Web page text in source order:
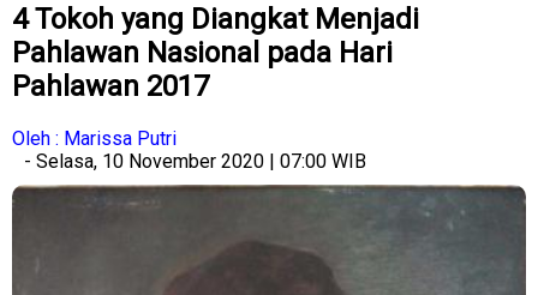
4 Tokoh yang Diangkat Menjadi
Pahlawan Nasional pada Hari
Pahlawan 2017
Oleh : Marissa Putri
- Selasa, 10 November 2020 | 07:00 WIB